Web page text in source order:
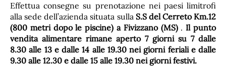
Effettua consegne su prenotazione nei paesi limitrofi
alla sede dell’azienda situata sulla S.S del Cerreto Km.12
(800 metri dopo le piscine) a Fivizzano (MS) .Il punto
vendita alimentare rimane aperto 7 giorni su 7 dalle
8.30 alle 13 e dalle 14 alle 19.30 nei giorni feriali e dalle
9.30 alle 12.30 e dalle 15 alle 19.30 nei giorni festivi.